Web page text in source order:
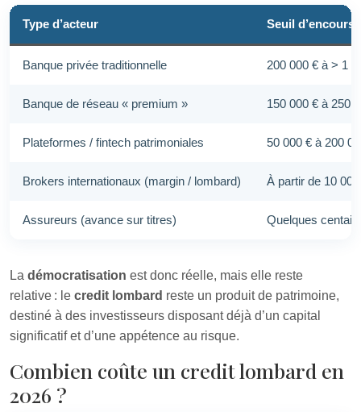
Type d’acteur Seuil d’encours
Banque privée traditionnelle 200 000 € à > 1
Banque de réseau « premium » 150 000 € à 250
Plateformes / fintech patrimoniales 50 000 € à 200
Brokers internationaux (margin / lombard) À partir de 10
Assureurs (avance sur titres) Quelques
La démocratisation est donc réelle, mais elle reste
relative : le credit lombard reste un produit de patrimoine,
destiné à des investisseurs disposant déjà d’un capital
significatif et d’une appétence au risque.
Combien coûte un credit lombard en
2026 ?